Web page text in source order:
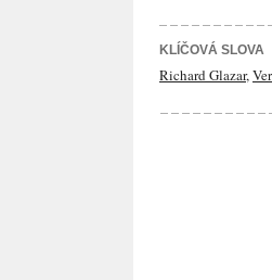
KLÍČOVÁ SLOVA
Richard Glazar,